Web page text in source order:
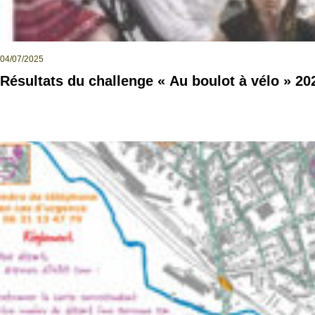
04/07/2025
Résultats du challenge « Au boulot à vélo »